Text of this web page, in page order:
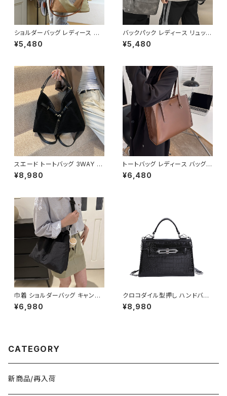
ショルダーバッグ レディース バ
ッグ 春夏 秋冬 春 夏 秋 冬 トー
トバッグ バッグ 斜め掛け 肩掛け
けバッグ 肩掛けバッグ シンプル
ショルダー ハンドバッグ コーヒ
ー グレー デート 通勤バッグ オ
フィスカジュアル デイリー お出
かけ オフィス カジュアル OL 上
品 大人 10代 20代 30代 40代
K-B0040
¥5,480
バックパック レディース リュック
春夏 秋冬 春 夏 秋 冬 黒 バッグ
リュックサック かばん 合成皮革
グ ビジネス 男女兼用 撥水 防
水 縦長 通勤通学 部活 合宿 旅
行 通学 学校バッグ 高校生 中学
生 男の子 女の子 A4 B4 シン
プル バッグパック バック ロゴ ア
イボリー グレー ブラック カレッ
ジコーデ カジュアル デイリー
お出かけ 10代 20代 30代 40
代 K-B0042
¥5,480
スエード トートバッグ 3WAY シ
ョルダーバッグ レディース バッ
グ 斜めがけ 軽量 A4収納 大容
おしゃれ 通勤通学 黒 茶色 ダー
クブラウン K-B0204
¥8,980
トートバッグ レディース バッグ
春夏 秋冬 春 夏 秋 冬 黒 白 バ
ッグ ハンドバッグ 肩掛け かばん
ク デート 通勤バッグ オフィスカ
ジュアル デイリー お出かけ オ
フィス カジュアル OL 上品 大人
10代 20代 30代 40代 K-B00
¥6,480
巾着 ショルダーバッグ キャンバ
ス 肩掛けバッグ レディース バッ
グ 大容量 軽量 ナチュラル カジ
¥6,980
クロコダイル型押し ハンドバッ
グ ショルダーバッグ チェーン付
きバッグ レディース バッグ おし
¥8,980
CATEGORY
新商品/再入荷